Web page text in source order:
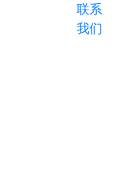
联系
我们